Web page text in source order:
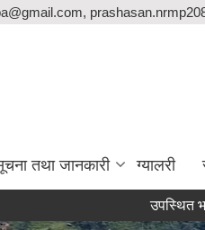
तथा जानकारी ग्यालरी
उपस्थित भई दिने